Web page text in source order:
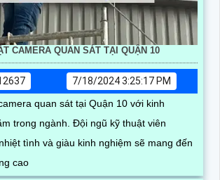
CAMERA QUAN SÁT TẠI QUẬN 10
7/18/2024 3:25:17 PM
quan sát tại Quận 10 với kinh
Đội ngũ kỹ thuật viên
tình và giàu kinh nghiệm sẽ mang đến
cao